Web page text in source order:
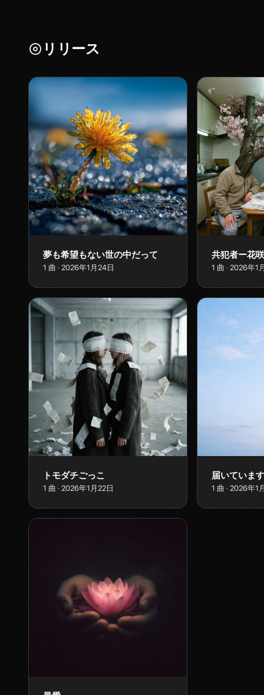
リリース
夢も希望もない世の中だって
1 曲 · 2026年1月24日
共犯者ー花
1 曲 · 2026年1
トモダチごっこ
1 曲 · 2026年1月22日
届いていま
1 曲 · 2026年1